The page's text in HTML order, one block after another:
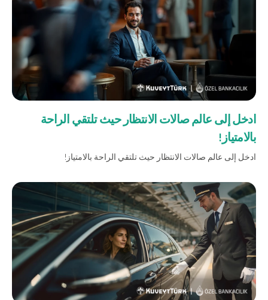
ادخل إلى عالم صالات الانتظار حيث تلتقي الراحة
بالامتياز!
ادخل إلى عالم صالات الانتظار حيث تلتقي الراحة بالامتياز!